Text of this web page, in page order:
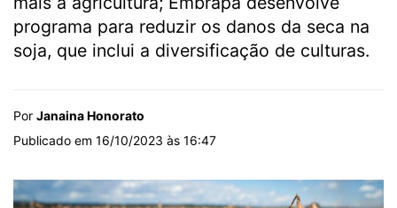
programa para reduzir os danos da seca na
soja, que inclui a diversificação de culturas.
Por Janaina Honorato
Publicado em 16/10/2023 às 16:47